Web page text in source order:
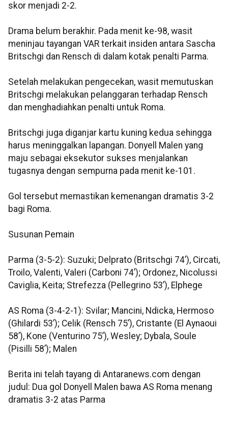
skor menjadi 2-2.
Drama belum berakhir. Pada menit ke-98, wasit
meninjau tayangan VAR terkait insiden antara Sascha
Britschgi dan Rensch di dalam kotak penalti Parma.
Setelah melakukan pengecekan, wasit memutuskan
Britschgi melakukan pelanggaran terhadap Rensch
dan menghadiahkan penalti untuk Roma.
Britschgi juga diganjar kartu kuning kedua sehingga
harus meninggalkan lapangan. Donyell Malen yang
maju sebagai eksekutor sukses menjalankan
tugasnya dengan sempurna pada menit ke-101.
Gol tersebut memastikan kemenangan dramatis 3-2
bagi Roma.
Susunan Pemain
Parma (3-5-2): Suzuki; Delprato (Britschgi 74’), Circati,
Troilo, Valenti, Valeri (Carboni 74’); Ordonez, Nicolussi
Caviglia, Keita; Strefezza (Pellegrino 53’), Elphege
AS Roma (3-4-2-1): Svilar; Mancini, Ndicka, Hermoso
(Ghilardi 53’); Celik (Rensch 75’), Cristante (El Aynaoui
58’), Kone (Venturino 75’), Wesley; Dybala, Soule
(Pisilli 58’); Malen
Berita ini telah tayang di Antaranews.com dengan
judul: Dua gol Donyell Malen bawa AS Roma menang
dramatis 3-2 atas Parma